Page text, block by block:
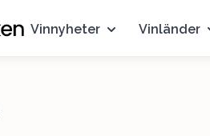
Vinnyheter Vinländer